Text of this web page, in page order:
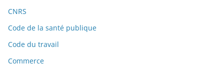
CNRS
Code de la santé publique
Code du travail
Commerce